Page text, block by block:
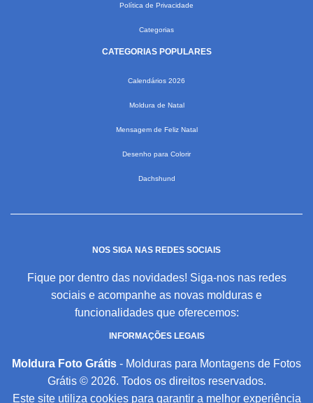
Política de Privacidade
Categorias
CATEGORIAS POPULARES
Calendários 2026
Moldura de Natal
Mensagem de Feliz Natal
Desenho para Colorir
Dachshund
NOS SIGA NAS REDES SOCIAIS
Fique por dentro das novidades! Siga-nos nas redes
sociais e acompanhe as novas molduras e
funcionalidades que oferecemos:
INFORMAÇÕES LEGAIS
Moldura Foto Grátis - Molduras para Montagens de Fotos
Grátis © 2026. Todos os direitos reservados.
Este site utiliza cookies para garantir a melhor experiência